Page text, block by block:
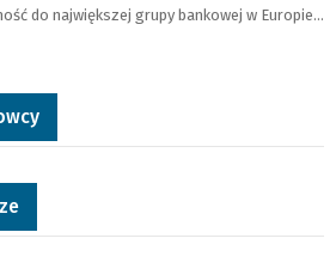
do największej grupy bankowej w Europie…